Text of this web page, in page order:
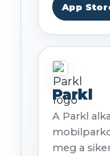
App
Parkl
A Parkl
meg a